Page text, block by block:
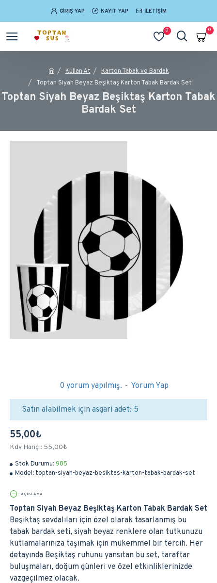
GIRIŞ YAP KAYIT YAP İLETIŞIM
0 0
Kullan At
Karton Tabak ve Bardak
Toptan Siyah Beyaz Beşiktaş Karton Tabak Bardak Set
Toptan Siyah Beyaz Beşiktaş Karton Tabak
Bardak Set
Stok Durumu: 985
Model: toptan-siyah-beyaz-besiktas-karton-tabak-bardak-set
0 yorum yapılmış. - Yorum Yap
55,00₺
Kdv Hariç : 55,00₺
Satın alabilmek için asgari adet: 5
AÇIKLAMA
Toptan Siyah Beyaz Beşiktaş Karton Tabak Bardak Set
Beşiktaş sevdalıları için özel olarak tasarlanmış bu
tabak bardak seti, siyah beyaz renklere olan tutkunuzu
kutlamalarınıza taşımak için mükemmel bir tercih. Her
detayında Beşiktaş ruhunu yansıtan bu set, taraftar
buluşmaları, doğum günleri ve özel etkinliklerinizde
vazgeçilmez olacak.